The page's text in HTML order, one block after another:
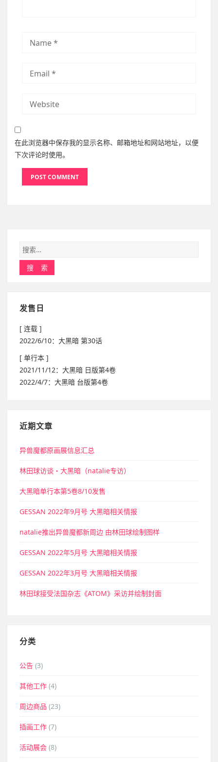
在此浏览器中保存我的显示名称、邮箱地址和网站地址，以便
下次评论时使用。
发售日
[ 连载 ]
2022/6/10：大黑暗 第30话
[ 单行本 ]
2021/11/12：大黑暗 日版第4卷
2022/4/7：大黑暗 台版第4卷
近期文章
异兽魔都原画展信息汇总
林田球访谈・大黑暗（natalie专访）
大黑暗单行本第5卷8/10发售
GESSAN 2022年9月号 大黑暗相关情报
natalie推出异兽魔都新周边 由林田球绘制图样
GESSAN 2022年5月号 大黑暗相关情报
GESSAN 2022年3月号 大黑暗相关情报
林田球接受法国杂志《ATOM》采访并绘制封面
分类
公告 (3)
其他工作 (4)
周边商品 (23)
插画工作 (7)
活动展会 (8)